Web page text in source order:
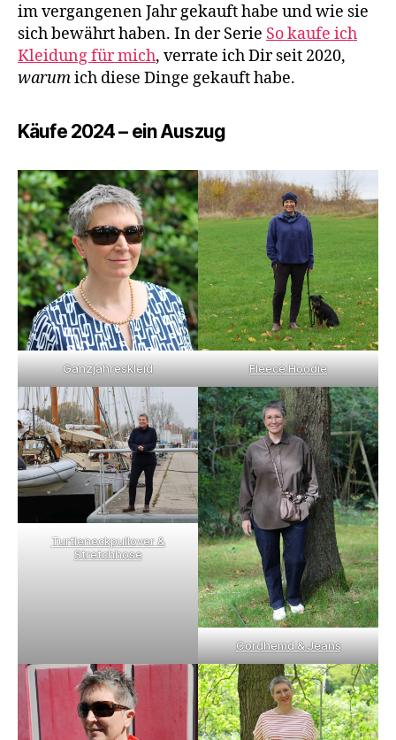
im vergangenen Jahr gekauft habe und wie sie
sich bewährt haben. In der Serie So kaufe ich
Kleidung für mich, verrate ich Dir seit 2020,
warumich diese Dinge gekauft habe.
Käufe 2024 – ein Auszug
Ganzjahreskleid Fleece Hoodie
Turtleneckpullover &
Stretchhose
Cordhemd & Jeans